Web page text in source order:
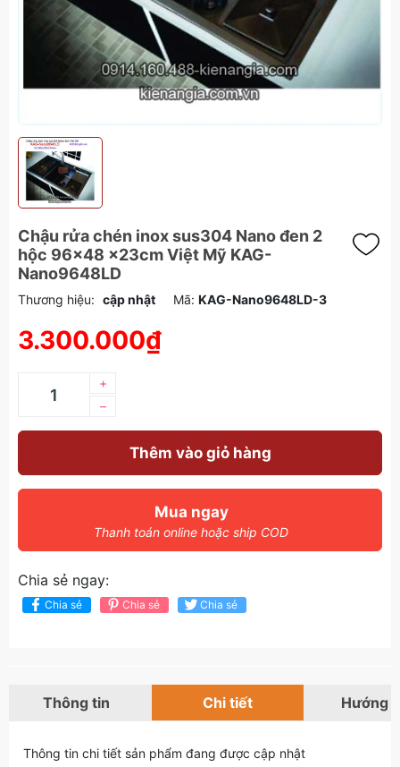
Chậu rửa chén inox sus304 Nano đen 2
hộc 96x48 x23cm Việt Mỹ KAG-
Nano9648LD
Thương hiệu: cập nhật Mã: KAG-Nano9648LD-3
3.300.000₫
–
+
Thêm vào giỏ hàng
Mua ngay
Thanh toán online hoặc ship COD
Chia sẻ ngay:
Chia sẻ Chia sẻ Chia sẻ
Thông tin Chi tiết Hướng
Thông tin chi tiết sản phẩm đang được cập nhật